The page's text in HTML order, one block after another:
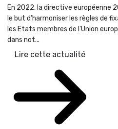
En 2022, la directive européenne
le but d’harmoniser les règles de
les Etats membres de l'Union
dans not...
Lire cette actualité